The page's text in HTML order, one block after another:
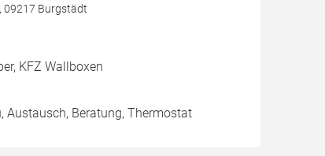
09217 Burgstädt
KFZ Wallboxen
Austausch, Beratung, Thermostat